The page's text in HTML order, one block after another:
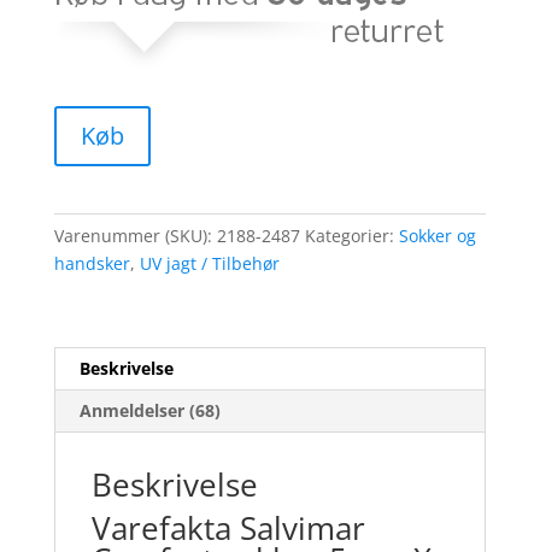
Køb
Varenummer (SKU): 2188-2487 Kategorier: Sokker og
handsker, UV jagt / Tilbehør
Beskrivelse
Anmeldelser (68)
Beskrivelse
Varefakta Salvimar